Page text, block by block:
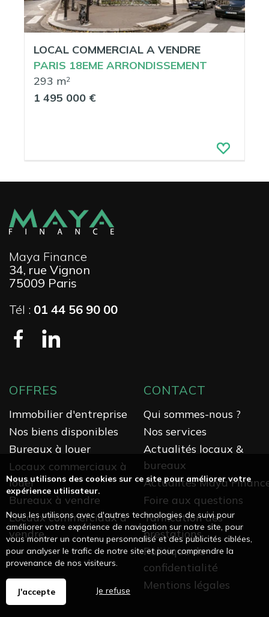
LOCAL COMMERCIAL A VENDRE
PARIS 18EME ARRONDISSEMENT
293 m2
1 495 000 €
Maya Finance
34, rue Vignon
75009 Paris
Tél : 01 44 56 90 00
OFFRES
Immobilier d'entreprise
Nos biens disponibles
Bureaux à louer
Locaux commerciaux à
louer
Bureaux à vendre
Locaux commerciaux à
vendre
CONTACT
Qui sommes-nous ?
Nos services
Actualités locaux &
bureaux
Actualités Maya
Foire aux questions
Tarification des
prestations
Politique de
confidentialité
Mentions légales
Nous utilisons des cookies sur ce site pour améliorer votre
expérience utilisateur.
Nous les utilisons avec d'autres technologies de suivi pour
améliorer votre expérience de navigation sur notre site, pour
vous montrer un contenu personnalisé et des publicités ciblées,
pour analyser le trafic de notre site et pour comprendre la
provenance de nos visiteurs.
J'accepte Je refuse